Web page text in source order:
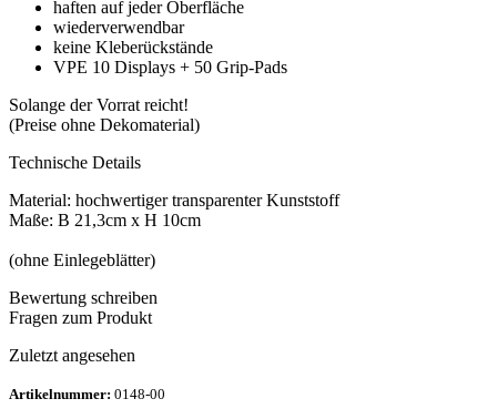
haften auf jeder Oberfläche
wiederverwendbar
keine Kleberückstände
VPE 10 Displays + 50 Grip-Pads
Solange der Vorrat reicht!
(Preise ohne Dekomaterial)
Technische Details
Material: hochwertiger transparenter Kunststoff
Maße: B 21,3cm x H 10cm
(ohne Einlegeblätter)
Bewertung schreiben
Fragen zum Produkt
Zuletzt angesehen
Artikelnummer: 0148-00